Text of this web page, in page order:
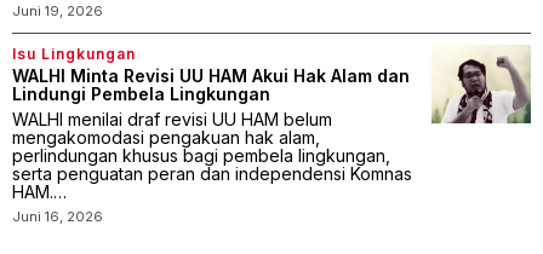
Juni 19, 2026
Isu Lingkungan
WALHI Minta Revisi UU HAM Akui Hak Alam dan
Lindungi Pembela Lingkungan
WALHI menilai draf revisi UU HAM belum
mengakomodasi pengakuan hak alam,
perlindungan khusus bagi pembela lingkungan,
serta penguatan peran dan independensi Komnas
HAM.…
Juni 16, 2026